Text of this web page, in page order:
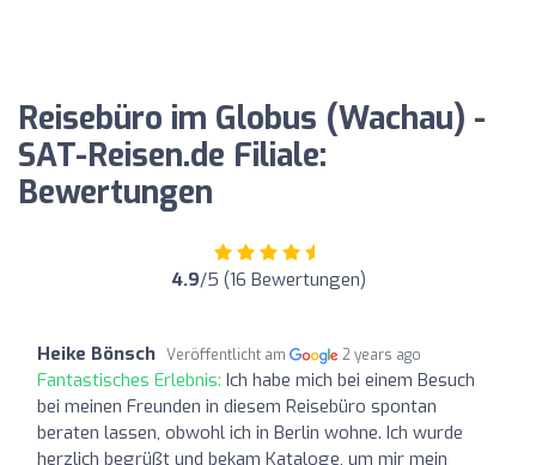
Reisebüro im Globus (Wachau) -
SAT-Reisen.de Filiale:
Bewertungen
4.9/5 (16 Bewertungen)
Heike Bönsch Veröffentlicht am 2 years ago
Fantastisches Erlebnis: Ich habe mich bei einem Besuch
bei meinen Freunden in diesem Reisebüro spontan
beraten lassen, obwohl ich in Berlin wohne. Ich wurde
herzlich begrüßt und bekam Kataloge, um mir mein